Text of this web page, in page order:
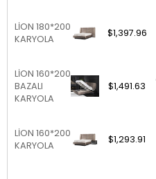
LİON 180*200
KARYOLA
$1,397.96
LİON 160*200
BAZALI
KARYOLA
$1,491.63
LİON 160*200
KARYOLA
$1,293.91